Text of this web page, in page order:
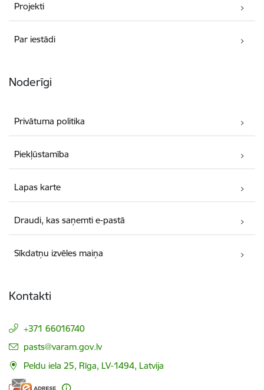
Projekti
Par iestādi
Noderīgi
Privātuma politika
Piekļūstamība
Lapas karte
Draudi, kas saņemti e-pastā
Sīkdatņu izvēles maiņa
Kontakti
+371 66016740
E-pasts:
pasts@varam.gov.lv
Peldu iela 25, Rīga, LV-1494, Latvija